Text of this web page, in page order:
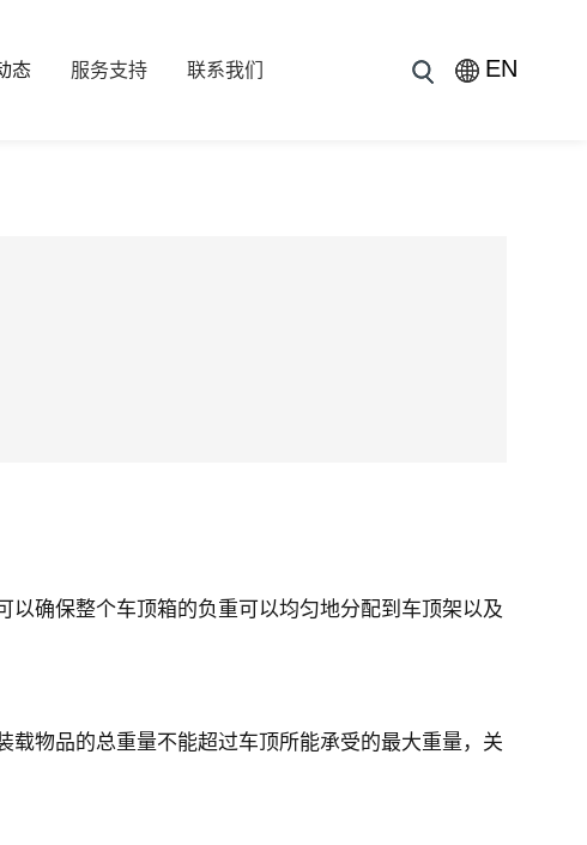
态 服务支持 联系我们 EN
确保整个车顶箱的负重可以均匀地分配到车顶架以及
物品的总重量不能超过车顶所能承受的最大重量，关